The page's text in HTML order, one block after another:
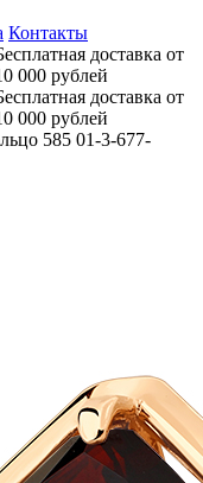
Контакты
доставка от
000 рублей
доставка от
000 рублей
585 01-3-677-